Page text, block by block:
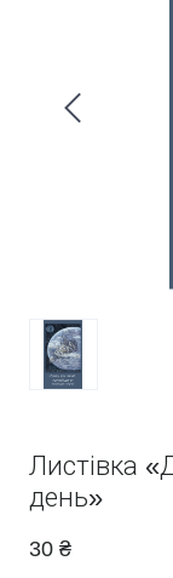
Листівка
день»
30 ₴